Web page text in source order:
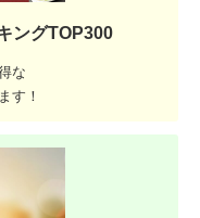
ングTOP300
な
す！